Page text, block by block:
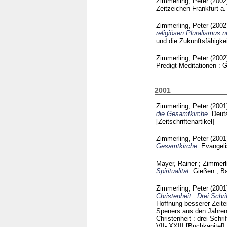
Zeitzeichen Frankfurt
Zimmerling, Peter
religiösen Pluralismus
und die
Zimmerling, Peter
Predigt-Meditationen :
2001
Zimmerling, Peter
die Gesamtkirche.
[Zeitschriftenartikel]
Zimmerling, Peter
Gesamtkirche.
Mayer, Rainer;
Spiritualität. Gießen ;
Zimmerling, Peter
Christenheit : Drei
Hoffnung besserer
Speners aus den
Christenheit : drei